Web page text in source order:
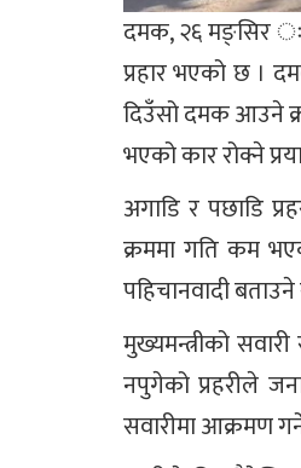
दमक, २६ मङ्सिर ः
प्रहार भएको छ ।
दिउँसो दमक आउने
भएको कार रोक्ने
अगाडि र पछाडि
क्रममा गति कम
पहिचानवादी
मुख्यमन्त्रीको
नपुगेको प्रहरीले
सवारीमा आक्रमण